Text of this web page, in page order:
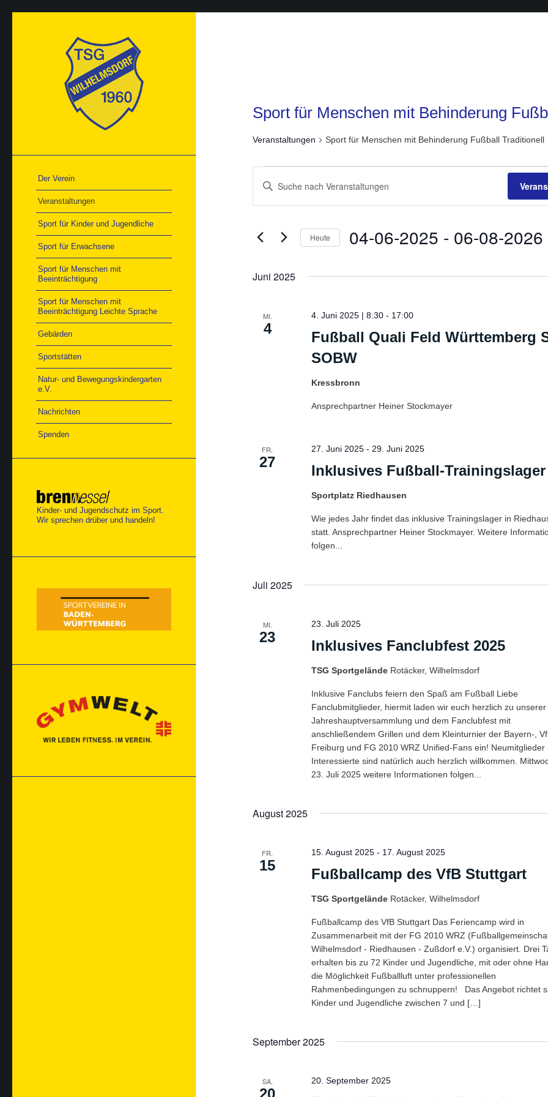
Der Verein
Veranstaltungen
Sport für Kinder und Jugendliche
Sport für Erwachsene
Sport für Menschen mit
Beeinträchtigung
Sport für Menschen mit
Beeinträchtigung Leichte Sprache
Gebärden
Sportstätten
Natur- und Bewegungskindergarten
e.V.
Nachrichten
Spenden
Kinder- und Jugendschutz im Sport.
Wir sprechen drüber und handeln!
Sport für Menschen mit Behinderung
Veranstaltungen Sport für Menschen mit Behinderung Fußball Traditionell
Suche
Ansichten,
Bitte
Schlüsselwort
eingeben.
nach
Veranstaltungen
Heute 04-06-2025 - 06-08-2026
Juni 2025
MI.
4
Fußball Quali Feld Württemberg
SOBW
4. Juni 2025 | 8:30 - 17:00
Kressbronn
Ansprechpartner Heiner Stockmayer
FR.
27
Inklusives Fußball-Trainingslager
27. Juni 2025 - 29. Juni 2025
Sportplatz Riedhausen
Wie jedes Jahr findet das inklusive Trainingslager in
statt. Ansprechpartner Heiner Stockmayer. Weitere
folgen...
Juli 2025
MI.
23
Inklusives Fanclubfest 2025
23. Juli 2025
TSG Sportgelände Rotäcker, Wilhelmsdorf
Inklusive Fanclubs feiern den Spaß am Fußball Liebe
Fanclubmitglieder, hiermit laden wir euch herzlich zu unserer
Jahreshauptversammlung und dem Fanclubfest mit
anschließendem Grillen und dem Kleinturnier der Bayern-,
Freiburg und FG 2010 WRZ Unified-Fans ein! Neumitglieder
Interessierte sind natürlich auch herzlich willkommen.
23. Juli 2025 weitere Informationen folgen...
August 2025
FR.
15
Fußballcamp des VfB Stuttgart
15. August 2025 - 17. August 2025
TSG Sportgelände Rotäcker, Wilhelmsdorf
Fußballcamp des VfB Stuttgart Das Feriencamp wird in
Zusammenarbeit mit der FG 2010 WRZ
Wilhelmsdorf - Riedhausen - Zußdorf e.V.) organisiert. Drei
erhalten bis zu 72 Kinder und Jugendliche, mit oder ohne
die Möglichkeit Fußballluft unter professionellen
Rahmenbedingungen zu schnuppern! Das Angebot richtet
Kinder und Jugendliche zwischen 7 und […]
September 2025
SA.
20
20. September 2025